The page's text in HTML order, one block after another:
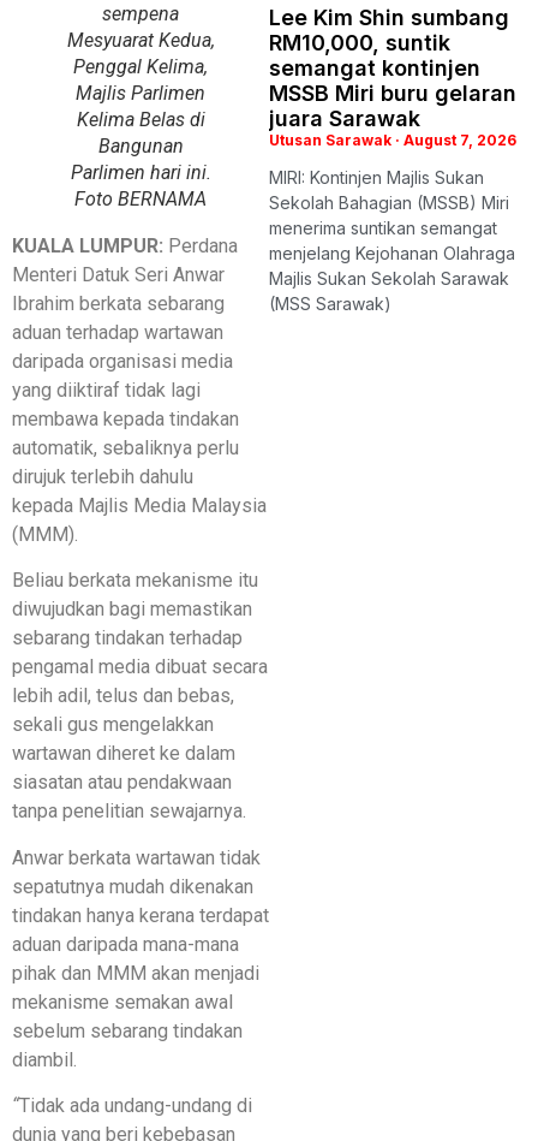
sempena
Mesyuarat Kedua,
Penggal Kelima,
Majlis Parlimen
Kelima Belas di
Bangunan
Parlimen hari ini.
Foto BERNAMA
KUALA LUMPUR: Perdana
Menteri Datuk Seri Anwar
Ibrahim berkata sebarang
aduan terhadap wartawan
daripada organisasi media
yang diiktiraf tidak lagi
membawa kepada tindakan
automatik, sebaliknya perlu
dirujuk terlebih dahulu
kepada Majlis Media Malaysia
(MMM).
Beliau berkata mekanisme itu
diwujudkan bagi memastikan
sebarang tindakan terhadap
pengamal media dibuat secara
lebih adil, telus dan bebas,
sekali gus mengelakkan
wartawan diheret ke dalam
siasatan atau pendakwaan
tanpa penelitian sewajarnya.
Anwar berkata wartawan tidak
sepatutnya mudah dikenakan
tindakan hanya kerana terdapat
aduan daripada mana-mana
pihak dan MMM akan menjadi
mekanisme semakan awal
sebelum sebarang tindakan
diambil.
“Tidak ada undang-undang di
dunia yang beri kebebasan
Lee Kim Shin sumbang
RM10,000, suntik
semangat kontinjen
MSSB Miri buru gelaran
juara Sarawak
Utusan Sarawak August 7, 2026
MIRI: Kontinjen Majlis Sukan
Sekolah Bahagian (MSSB) Miri
menerima suntikan semangat
menjelang Kejohanan Olahraga
Majlis Sukan Sekolah Sarawak
(MSS Sarawak)